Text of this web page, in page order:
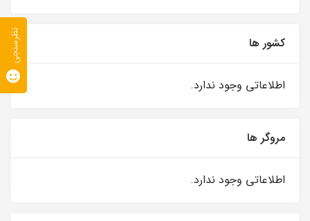
کشور ها
اطلاعاتی وجود ندارد.
مروگر ها
اطلاعاتی وجود ندارد.
نظرسنجی